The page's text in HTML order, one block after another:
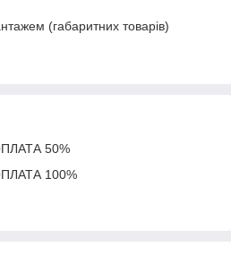
(габаритних товарів)
50%
100%